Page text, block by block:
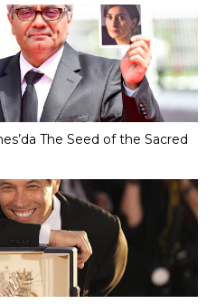
The Seed of the Sacred